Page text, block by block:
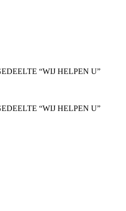
“WIJ HELPEN U”
“WIJ HELPEN U”